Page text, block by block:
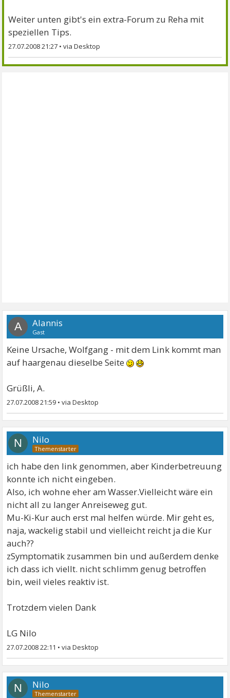
Weiter unten gibt's ein extra-Forum zu Reha mit
speziellen Tips.
27.07.2008 21:27 •
A Alannis
Gast
Keine Ursache, Wolfgang - mit dem Link kommt man
auf haargenau dieselbe Seite
Grüßli, A.
27.07.2008 21:59 •
N Nilo
ich habe den link genommen, aber Kinderbetreuung
konnte ich nicht eingeben.
Also, ich wohne eher am Wasser.Vielleicht wäre ein
nicht all zu langer Anreiseweg gut.
Mu-Ki-Kur auch erst mal helfen würde. Mir geht es,
naja, wackelig stabil und vielleicht reicht ja die Kur
auch??
zSymptomatik zusammen bin und außerdem denke
ich dass ich viellt. nicht schlimm genug betroffen
bin, weil vieles reaktiv ist.
Trotzdem vielen Dank
LG Nilo
27.07.2008 22:11 •
N Nilo